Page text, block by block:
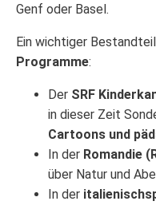
Genf oder Basel.
Ein wichtiger
Programme:
Der SRF
in dieser Zeit
Cartoons und
In der Romandie
über Natur und
In der